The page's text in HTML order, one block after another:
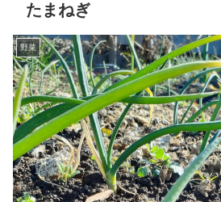
たまねぎ
野菜